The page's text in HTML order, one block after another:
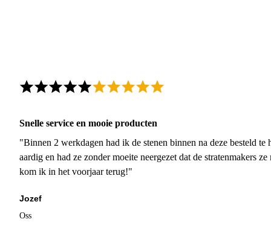
Snelle service en mooie producten
"Binnen 2 werkdagen had ik de stenen binnen na deze besteld
aardig en had ze zonder moeite neergezet dat de stratenmakers
kom ik in het voorjaar terug!"
Jozef
Oss